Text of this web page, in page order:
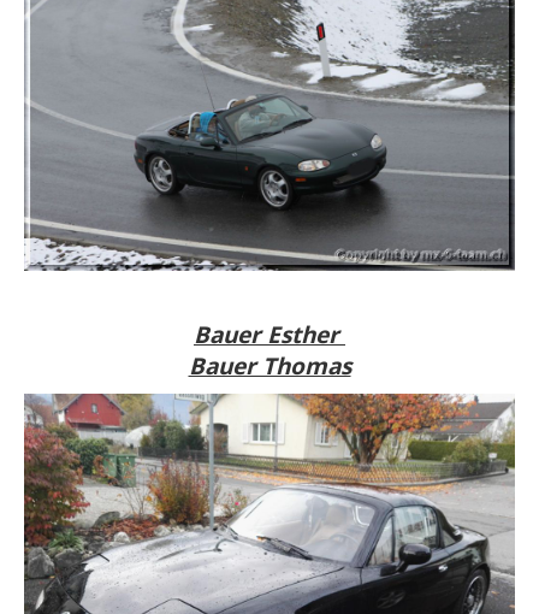
Bauer Esther
Bauer Thomas